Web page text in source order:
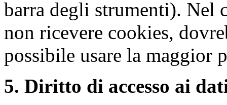
barra degli strumenti). Nel
non ricevere cookies,
possibile usare la maggior
5. Diritto di accesso ai